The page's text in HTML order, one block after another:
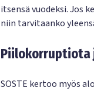
itsensä vuodeksi. Jos
niin tarvitaanko
Piilokorruptiota
SOSTE kertoo myös